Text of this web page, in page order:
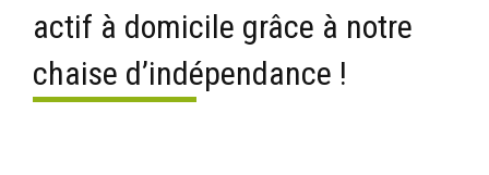
actif à domicile grâce à notre
chaise d’indépendance !